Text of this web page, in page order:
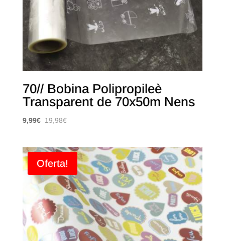
70// Bobina Polipropileè
Transparent de 70x50m Nens
9,99€ 19,98€
Oferta!